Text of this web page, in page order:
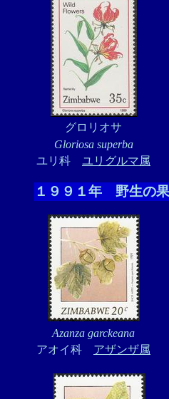
グロリオサ
Gloriosa superba
ユリ科 ユリグルマ属
１９９１年 野生の
Azanza garckeana
アオイ科 アザンザ属